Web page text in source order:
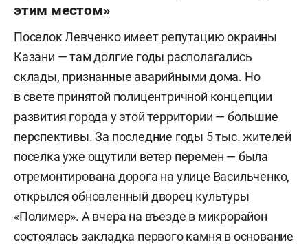
этим местом»
Поселок Левченко имеет репутацию окраины
Казани — там долгие годы располагались
склады, признанные аварийными дома. Но
в свете принятой полицентричной концепции
развития города у этой территории — большие
перспективы. За последние годы 5 тыс. жителей
поселка уже ощутили ветер перемен — была
отремонтирована дорога на улице Васильченко,
открылся обновленный дворец культуры
«Полимер». А вчера на въезде в микрорайон
состоялась закладка первого камня в основание